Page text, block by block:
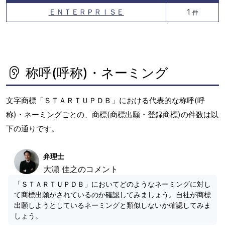
ＥＮＴＥＲＰＲＩＳＥ 1 件
称呼(呼称)・ネーミング
文字商標「ＳＴＡＲＴＵＰＤＢ」における代表的な称呼(呼
称)・ネーミングごとの、商標(商標出願・登録商標)の件数は以
下の通りです。
弁理士
大瀬 佳之のコメント
「ＳＴＡＲＴＵＰＤＢ」においてどのようなネーミングに対し
て商標出願がされているのか確認してみましょう。自社が商標
出願しようとしているネーミングと類似しないか確認してみま
しょう。